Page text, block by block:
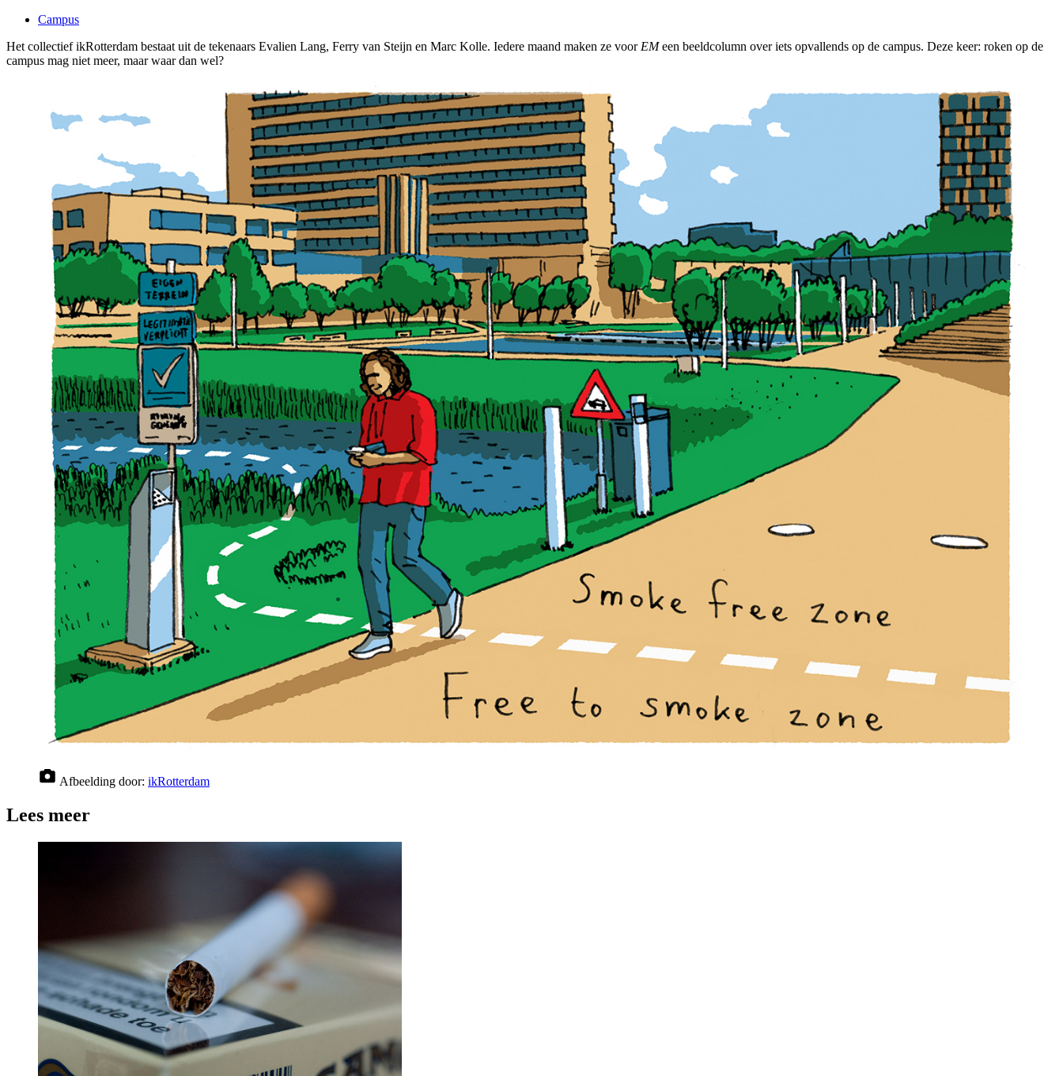
Campus
Het collectief ikRotterdam bestaat uit de tekenaars Evalien Lang, Ferry van Steijn en Marc Kolle. Iedere maand maken ze voor EMeen beeldcolumn over iets opvallends op de campus. Deze keer: roken op de
campus mag niet meer, maar waar dan wel?
Afbeelding door: ikRotterdam
Lees meer